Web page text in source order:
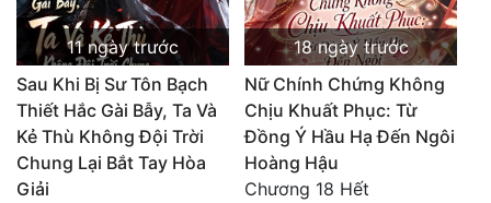
Truyện Nữ
Vô Địch Lưu
Xây Dựng Thế Lực
Đam Mỹ
Đẹp
11 ngày trước
Sau Khi Bị Sư Tôn Bạch
Thiết Hắc Gài Bẫy, Ta Và
Kẻ Thù Không Đội Trời
Chung Lại Bắt Tay Hòa
Giải
18 ngày trước
Nữ Chính Chứng Không
Chịu Khuất Phục: Từ
Đồng Ý Hầu Hạ Đến Ngôi
Hoàng Hậu
Chương 18 Hết